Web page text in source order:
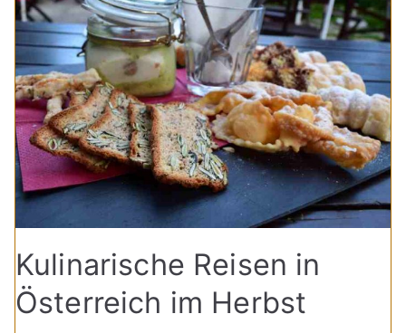
Kulinarische Reisen in
Österreich im Herbst